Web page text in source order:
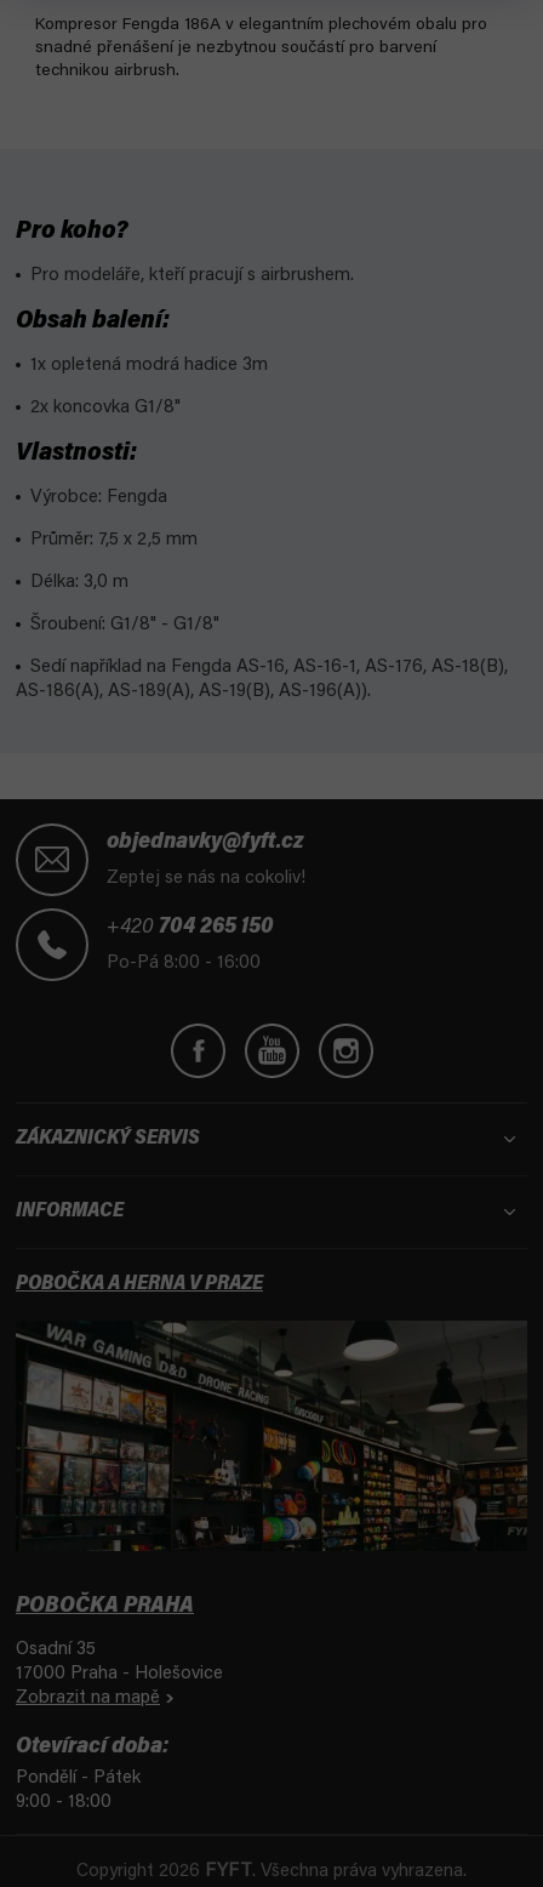
Kompresor Fengda 186A v elegantním plechovém obalu pro
snadné přenášení je nezbytnou součástí pro barvení
technikou airbrush.
Pro koho?
Pro modeláře, kteří pracují s airbrushem.
Obsah balení:
1x opletená modrá hadice 3m
2x koncovka G1/8"
Vlastnosti:
Výrobce: Fengda
Průměr: 7,5 x 2,5 mm
Délka: 3,0 m
Šroubení: G1/8" - G1/8"
Sedí například na Fengda AS-16, AS-16-1, AS-176, AS-18(B),
AS-186(A), AS-189(A), AS-19(B), AS-196(A)).
objednavky@fyft.cz
Zeptej se nás na cokoliv!
+420 704 265 150
Po-Pá 8:00 - 16:00
ZÁKAZNICKÝ SERVIS
INFORMACE
POBOČKA A HERNA V PRAZE
POBOČKA PRAHA
Osadní 35
17000 Praha - Holešovice
Zobrazit na mapě
Otevírací doba:
Pondělí - Pátek
9:00 - 18:00
Copyright 2026 FYFT . Všechna práva vyhrazena.